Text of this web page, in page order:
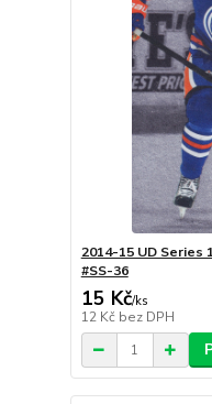
2014-15 UD Series
#SS-36
15 Kč/ks
12 Kč bez DPH